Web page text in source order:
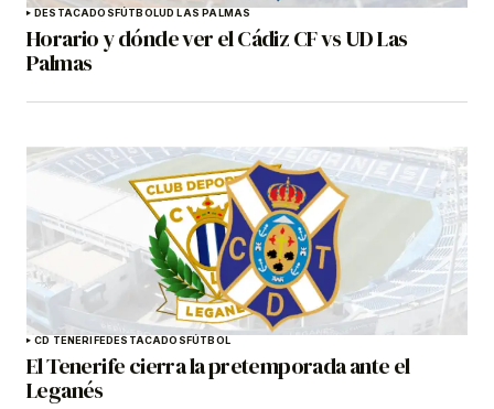
DESTACADOS FÚTBOLUD LAS PALMAS
Horario y dónde ver el Cádiz CF vs UD Las
Palmas
CD TENERIFEDESTACADOS FÚTBOL
El Tenerife cierra la pretemporada ante el
Leganés